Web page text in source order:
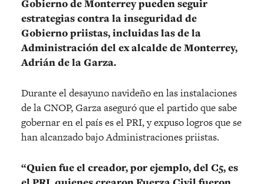
Gobierno de Monterrey pueden seguir
estrategias contra la inseguridad de
Gobierno priistas, incluidas las de la
Administración del ex alcalde de Monterrey,
Adrián de la Garza.
Durante el desayuno navideño en las instalaciones
de la CNOP, Garza aseguró que el partido que sabe
gobernar en el país es el PRI, y expuso logros que se
han alcanzado bajo Administraciones priistas.
“Quien fue el creador, por ejemplo, del C5, es